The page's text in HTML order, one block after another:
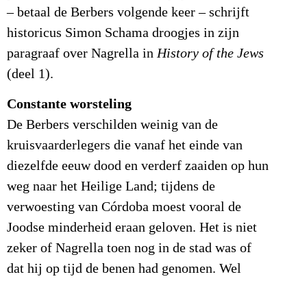
– betaal de Berbers volgende keer – schrijft
historicus Simon Schama droogjes in zijn
paragraaf over Nagrella inHistory of the Jews
(deel 1).
Constante worsteling
De Berbers verschilden weinig van de
kruisvaarderlegers die vanaf het einde van
diezelfde eeuw dood en verderf zaaiden op hun
weg naar het Heilige Land; tijdens de
verwoesting van Córdoba moest vooral de
Joodse minderheid eraan geloven. Het is niet
zeker of Nagrella toen nog in de stad was of
dat hij op tijd de benen had genomen. Wel